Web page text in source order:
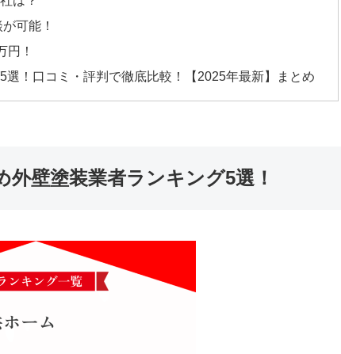
可能！
円！
！口コミ・評判で徹底比較！【2025年最新】まとめ
外壁塗装業者ランキング5選！